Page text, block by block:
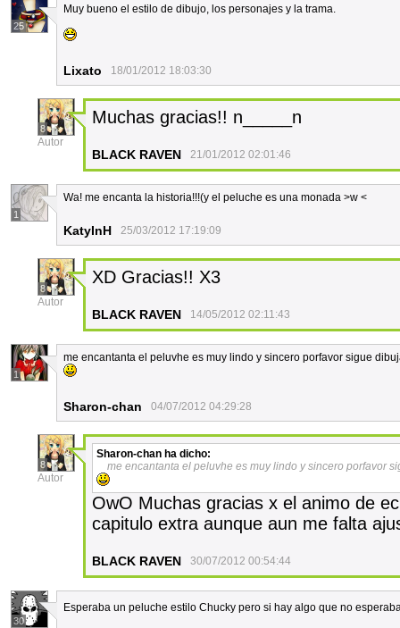
25
Muy bueno el estilo de dibujo, los personajes y la trama.
Lixato 18/01/2012 18:03:30
8
Autor
Muchas gracias!! n_____n
BLACK RAVEN 21/01/2012 02:01:46
1
Wa! me encanta la historia!!!(y el peluche es una monada >w <
KatyInH 25/03/2012 17:19:09
8
Autor
XD Gracias!! X3
BLACK RAVEN 14/05/2012 02:11:43
1
me encantanta el peluvhe es muy lindo y sincero porfavor sigue
Sharon-chan 04/07/2012 04:29:28
8
Autor
Sharon-chan ha dicho:
me encantanta el peluvhe es muy lindo y sincero porfavor
OwO Muchas gracias x el animo de
capitulo extra aunque aun me falta
BLACK RAVEN 30/07/2012 00:54:44
30
Esperaba un peluche estilo Chucky pero si hay algo que no